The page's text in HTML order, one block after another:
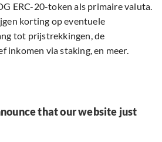
ERC-20-token als primaire valuta.
korting op eventuele
tot prijstrekkingen, de
inkomen via staking, en meer.
that our website just